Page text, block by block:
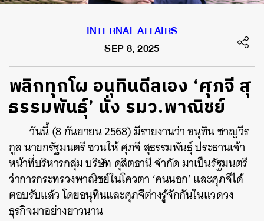
INTERNAL AFFAIRS
SEP 8, 2025
พลิกทุกโผ อนุทินดีลเอง ‘ศุภจี สุ
ธรรมพันธุ์’ นั่ง รมว.พาณิชย์
วันนี้ (8 กันยายน 2568) มีรายงานว่า อนุทิน ชาญวีร
กูล นายกรัฐมนตรี ชวนให้ ศุภจี สุธรรมพันธุ์ ประธานเจ้า
หน้าที่บริหารกลุ่ม บริษัท ดุสิตธานี จำกัด มาเป็นรัฐมนตรี
ว่าการกระทรวงพาณิชย์ในโควตา ‘คนนอก’ และศุภจีได้
ตอบรับแล้ว โดยอนุทินและศุภจีต่างรู้จักกันในแวดวง
ธุรกิจมาอย่างยาวนาน